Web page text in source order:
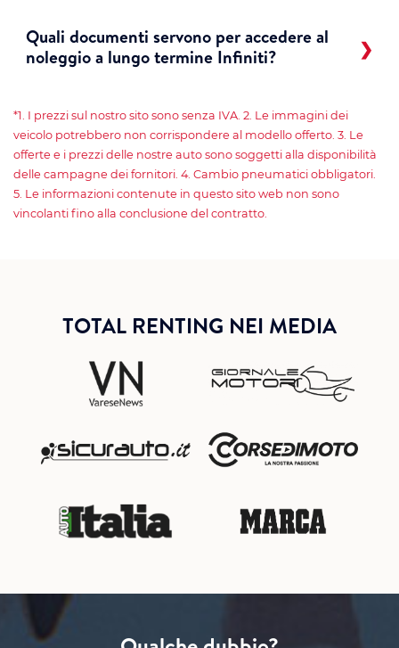
Quali documenti servono per accedere al
noleggio a lungo termine Infiniti?
*1. I prezzi sul nostro sito sono senza IVA. 2. Le immagini dei
veicolo potrebbero non corrispondere al modello offerto. 3. Le
offerte e i prezzi delle nostre auto sono soggetti alla disponibilità
delle campagne dei fornitori. 4. Cambio pneumatici obbligatori.
5. Le informazioni contenute in questo sito web non sono
vincolanti fino alla conclusione del contratto.
TOTAL RENTING NEI MEDIA